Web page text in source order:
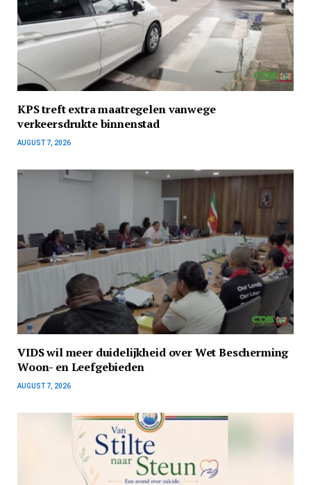
KPS treft extra maatregelen vanwege
verkeersdrukte binnenstad
AUGUST 7, 2026
VIDS wil meer duidelijkheid over Wet Bescherming
Woon- en Leefgebieden
AUGUST 7, 2026